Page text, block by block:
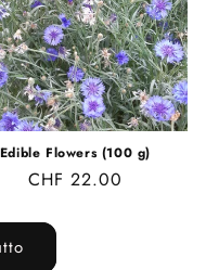
Edible Flowers (100 g)
Prezzo
listino
CHF 22.00